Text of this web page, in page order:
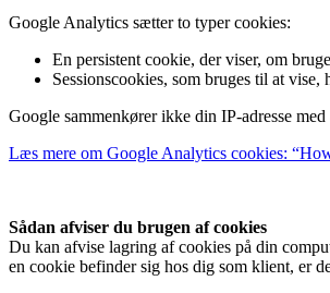
Google Analytics sætter to typer cookies:
En persistent cookie, der viser, om
Sessionscookies, som bruges til at
Google sammenkører ikke din IP-adresse
Læs mere om Google Analytics cookies:
Sådan afviser du brugen af cookies
Du kan afvise lagring af cookies på din
en cookie befinder sig hos dig som klient, er